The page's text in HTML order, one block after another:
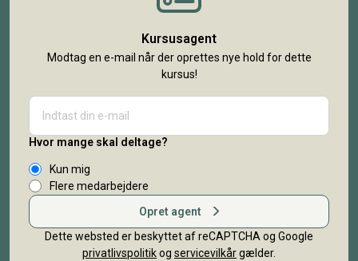
Kursusagent
Modtag en e-mail når der oprettes nye hold for dette
kursus!
Hvor mange skal deltage?
Kun mig
Flere medarbejdere
Opret agent
Dette websted er beskyttet af reCAPTCHA og Google
privatlivspolitikog servicevilkårgælder.